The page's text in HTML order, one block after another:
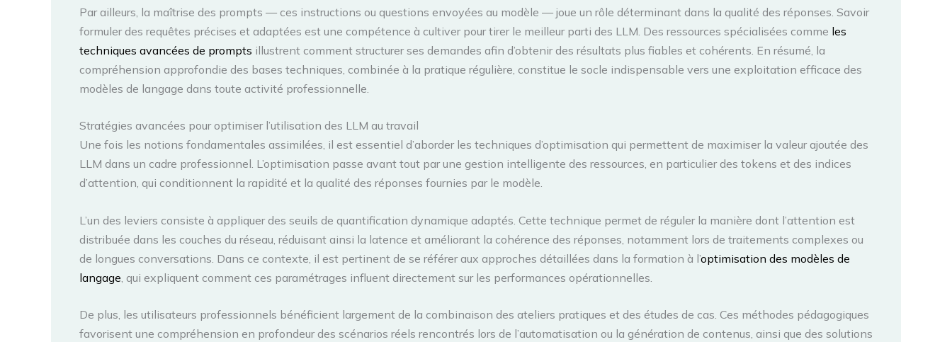
Par ailleurs, la maîtrise des prompts — ces instructions ou questions envoyées au modèle — joue un rôle déterminant dans la qualité des réponses. Savoir
formuler des requêtes précises et adaptées est une compétence à cultiver pour tirer le meilleur parti des LLM. Des ressources spécialisées comme les
techniques avancées de prompts illustrent comment structurer ses demandes afin d’obtenir des résultats plus fiables et cohérents. En résumé, la
compréhension approfondie des bases techniques, combinée à la pratique régulière, constitue le socle indispensable vers une exploitation efficace des
modèles de langage dans toute activité professionnelle.
Stratégies avancées pour optimiser l’utilisation des LLM au travail
Une fois les notions fondamentales assimilées, il est essentiel d’aborder les techniques d’optimisation qui permettent de maximiser la valeur ajoutée des
LLM dans un cadre professionnel. L’optimisation passe avant tout par une gestion intelligente des ressources, en particulier des tokens et des indices
d’attention, qui conditionnent la rapidité et la qualité des réponses fournies par le modèle.
L’un des leviers consiste à appliquer des seuils de quantification dynamique adaptés. Cette technique permet de réguler la manière dont l’attention est
distribuée dans les couches du réseau, réduisant ainsi la latence et améliorant la cohérence des réponses, notamment lors de traitements complexes ou
de longues conversations. Dans ce contexte, il est pertinent de se référer aux approches détaillées dans la formation à l’optimisation des modèles de
langage , qui expliquent comment ces paramétrages influent directement sur les performances opérationnelles.
De plus, les utilisateurs professionnels bénéficient largement de la combinaison des ateliers pratiques et des études de cas. Ces méthodes pédagogiques
favorisent une compréhension en profondeur des scénarios réels rencontrés lors de l’automatisation ou la génération de contenus, ainsi que des solutions